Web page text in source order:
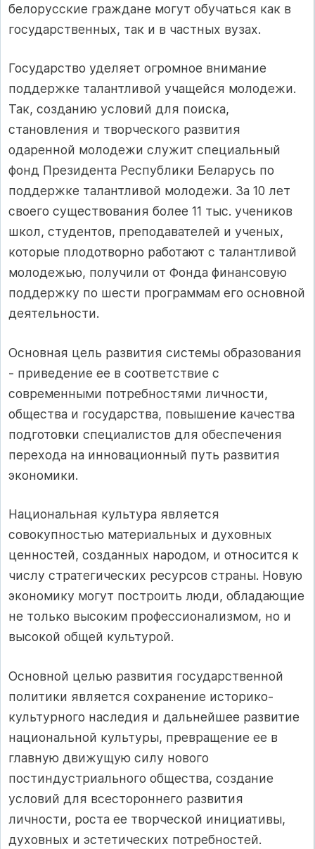
белорусские граждане могут обучаться как в
государственных, так и в частных вузах.
Государство уделяет огромное внимание
поддержке талантливой учащейся молодежи.
Так, созданию условий для поиска,
становления и творческого развития
одаренной молодежи служит специальный
фонд Президента Республики Беларусь по
поддержке талантливой молодежи. За 10 лет
своего существования более 11 тыс. учеников
школ, студентов, преподавателей и ученых,
которые плодотворно работают с талантливой
молодежью, получили от Фонда финансовую
поддержку по шести программам его основной
деятельности.
Основная цель развития системы образования
- приведение ее в соответствие с
современными потребностями личности,
общества и государства, повышение качества
подготовки специалистов для обеспечения
перехода на инновационный путь развития
экономики.
Национальная культура является
совокупностью материальных и духовных
ценностей, созданных народом, и относится к
числу стратегических ресурсов страны. Новую
экономику могут построить люди, обладающие
не только высоким профессионализмом, но и
высокой общей культурой.
Основной целью развития государственной
политики является сохранение историко-
культурного наследия и дальнейшее развитие
национальной культуры, превращение ее в
главную движущую силу нового
постиндустриального общества, создание
условий для всестороннего развития
личности, роста ее творческой инициативы,
духовных и эстетических потребностей.